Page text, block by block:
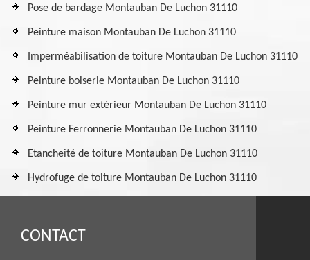
Pose de bardage Montauban De Luchon 31110
Peinture maison Montauban De Luchon 31110
Imperméabilisation de toiture Montauban De Luchon 31110
Peinture boiserie Montauban De Luchon 31110
Peinture mur extérieur Montauban De Luchon 31110
Peinture Ferronnerie Montauban De Luchon 31110
Etancheité de toiture Montauban De Luchon 31110
Hydrofuge de toiture Montauban De Luchon 31110
CONTACT